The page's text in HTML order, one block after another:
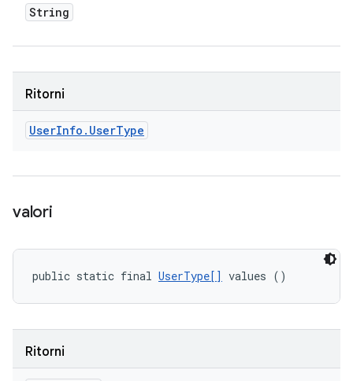
String
Ritorni
UserInfo . UserType
valori
public static final UserType[] values ()
Ritorni